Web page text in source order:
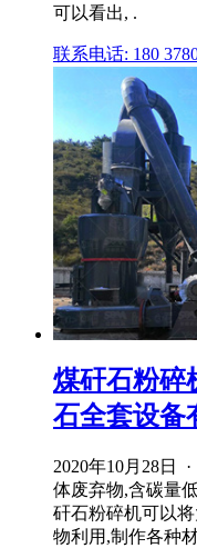
可以看出, .
联系电话: 180
煤矸石粉碎
石全套设备
2020年10月28日
体废弃物,含碳量
矸石粉碎机可以
物利用,制作各种